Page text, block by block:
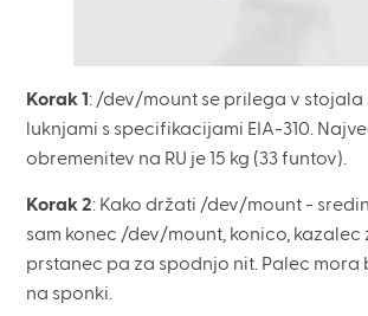
Korak 1 : /dev/mount se prilega v stojala
luknjami s specifikacijami EIA-310.
obremenitev na RU je 15 kg (33 funtov).
Korak 2: Kako držati /dev/mount -
sam konec /dev/mount, konico, kazalec
prstanec pa za spodnjo nit. Palec mora
na sponki.